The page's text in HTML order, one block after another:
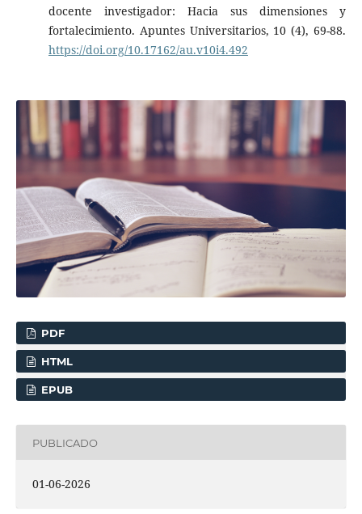
docente investigador: Hacia sus dimensiones y
fortalecimiento. Apuntes Universitarios, 10 (4), 69-88.
https://doi.org/10.17162/au.v10i4.492
PDF
HTML
EPUB
PUBLICADO
01-06-2026